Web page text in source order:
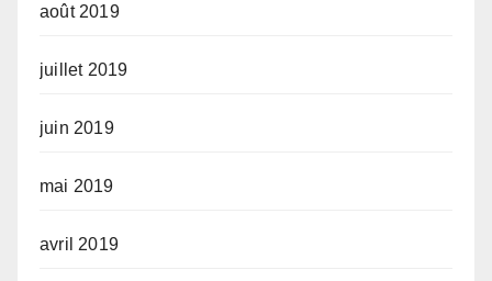
août 2019
juillet 2019
juin 2019
mai 2019
avril 2019